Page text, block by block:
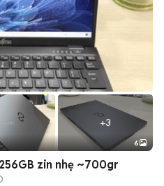
+3
6
zin nhẹ ~700gr